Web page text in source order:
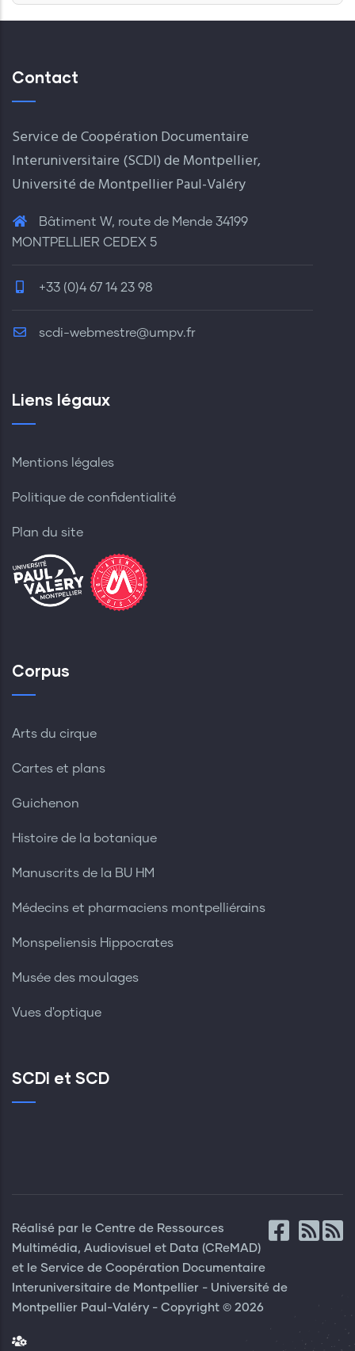
Contact
Service de Coopération Documentaire
Interuniversitaire (SCDI) de Montpellier,
Université de Montpellier Paul-Valéry
Bâtiment W, route de Mende 34199
MONTPELLIER CEDEX 5
+33 (0)4 67 14 23 98
scdi-webmestre@umpv.fr
Liens légaux
Mentions légales
Politique de confidentialité
Plan du site
Corpus
Arts du cirque
Cartes et plans
Guichenon
Histoire de la botanique
Manuscrits de la BU HM
Médecins et pharmaciens montpelliérains
Monspeliensis Hippocrates
Musée des moulages
Vues d'optique
SCDI et SCD
Réalisé par le Centre de Ressources
Multimédia, Audiovisuel et Data (CReMAD)
et le Service de Coopération Documentaire
Interuniversitaire de Montpellier - Université de
Montpellier Paul-Valéry - Copyright © 2026